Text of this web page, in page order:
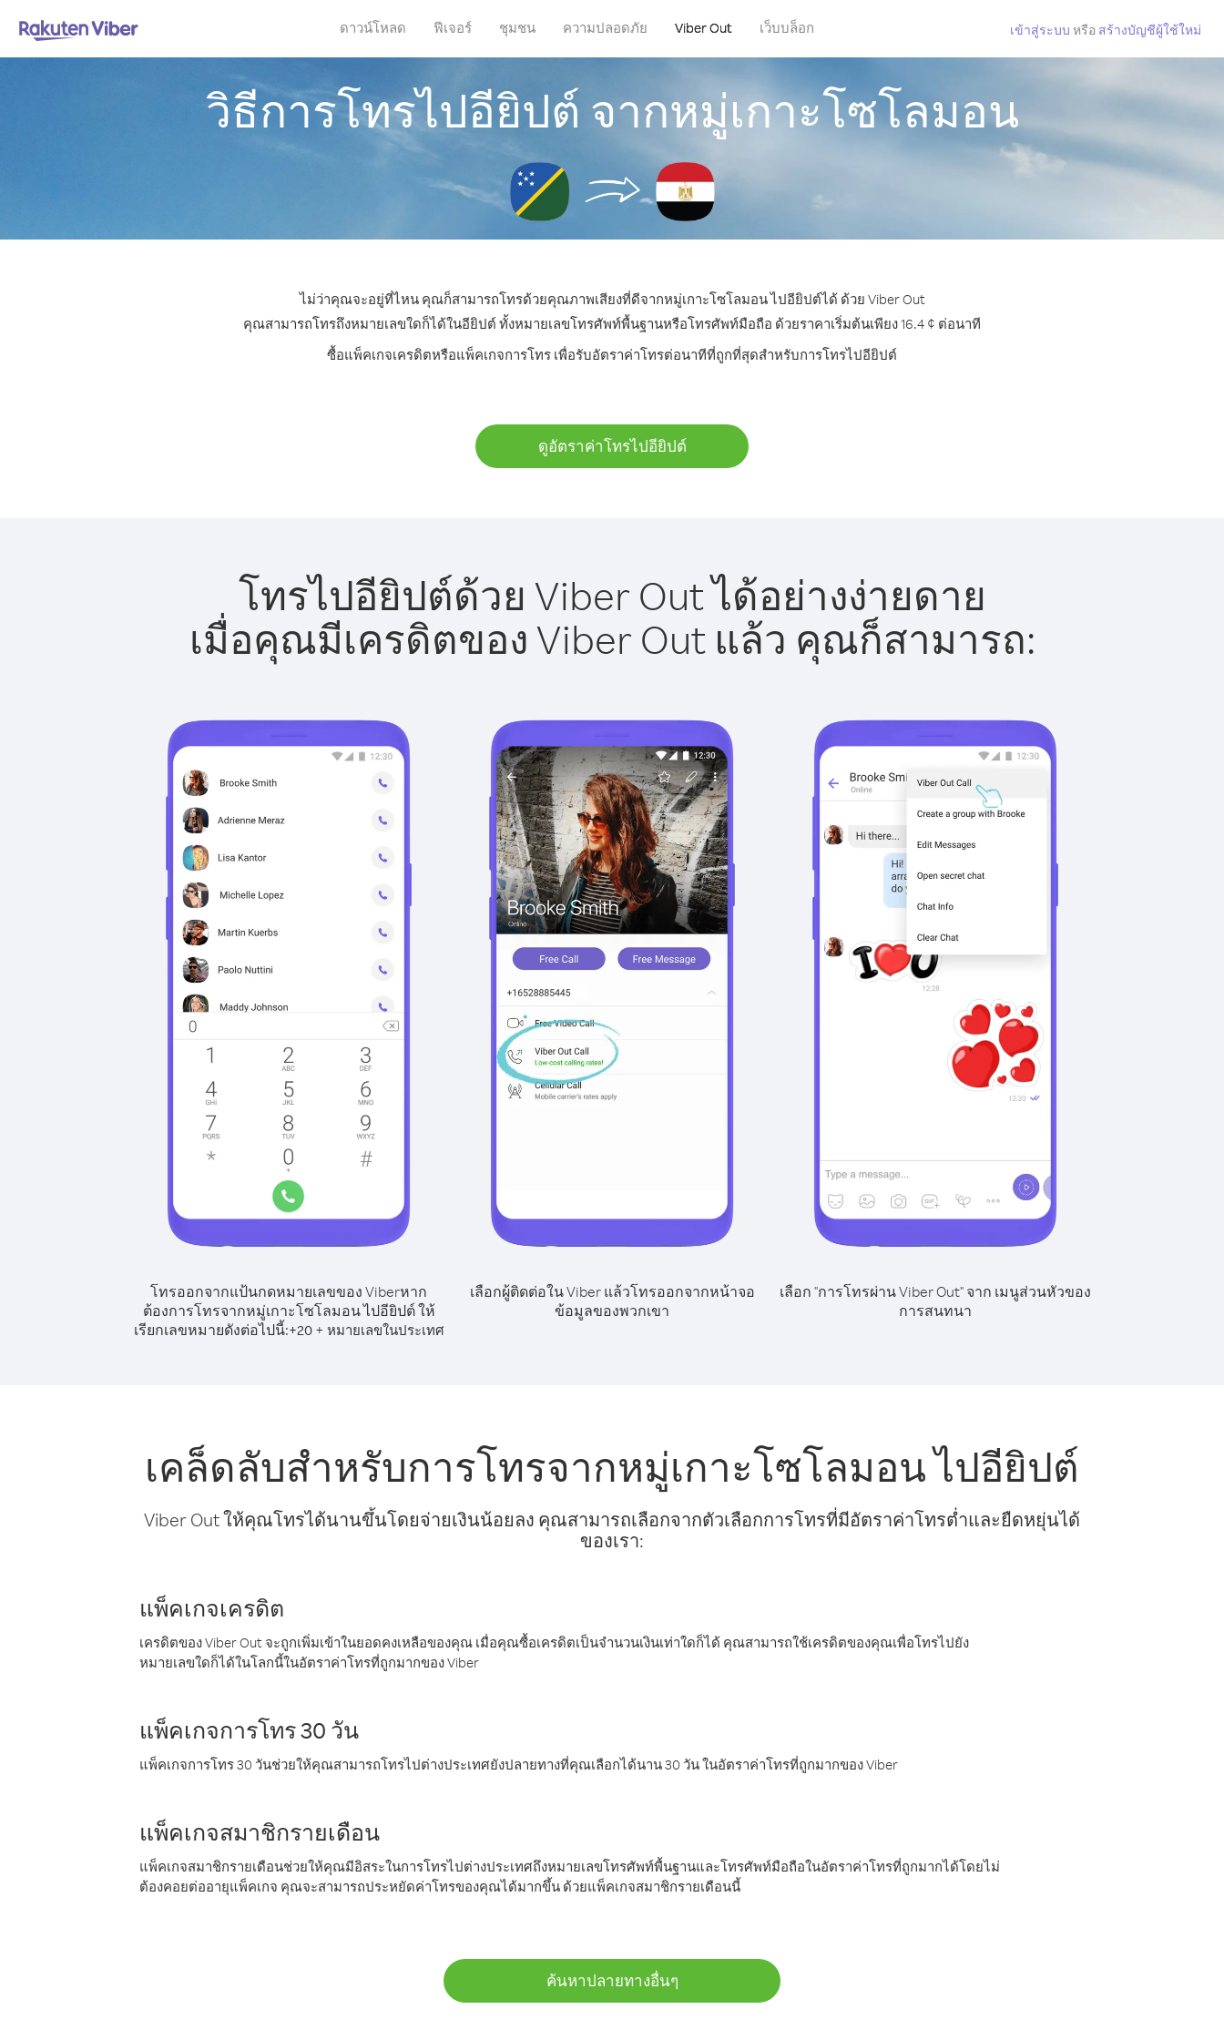
ดาวน์โหลด ฟีเจอร์ ชุมชน ความปลอดภัย Viber Out เว็บบล็อก เข้าสู่ระบบ หรือ สร้างบัญชีผู้ใช้ใหม่
วิธีการโทรไปอียิปต์ จากหมู่เกาะโซโลมอน
ไม่ว่าคุณจะอยู่ที่ไหน คุณก็สามารถโทรด้วยคุณภาพเสียงที่ดีจากหมู่เกาะโซโลมอน ไปอียิปต์ได้ ด้วย Viber Out
คุณสามารถโทรถึงหมายเลขใดก็ได้ในอียิปต์ ทั้งหมายเลขโทรศัพท์พื้นฐานหรือโทรศัพท์มือถือ ด้วยราคาเริ่มต้นเพียง 16.4 ¢ ต่อนาที
ซื้อแพ็คเกจเครดิตหรือแพ็คเกจการโทร เพื่อรับอัตราค่าโทรต่อนาทีที่ถูกที่สุดสำหรับการโทรไปอียิปต์
ดูอัตราค่าโทรไปอียิปต์
โทรไปอียิปต์ด้วย Viber Out ได้อย่างง่ายดาย
เมื่อคุณมีเครดิตของ Viber Out แล้ว คุณก็สามารถ:
โทรออกจากแป้นกดหมายเลขของ Viberหาก
ต้องการโทรจากหมู่เกาะโซโลมอน ไปอียิปต์ ให้
เรียกเลขหมายดังต่อไปนี้:+20+ หมายเลขในประเทศ
เลือกผู้ติดต่อใน Viber แล้วโทรออกจากหน้าจอ
ข้อมูลของพวกเขา
เลือก "การโทรผ่าน Viber Out" จาก เมนูส่วนหัวของ
การสนทนา
เคล็ดลับสำหรับการโทรจากหมู่เกาะโซโลมอน ไปอียิปต์
Viber Out ให้คุณโทรได้นานขึ้นโดยจ่ายเงินน้อยลง คุณสามารถเลือกจากตัวเลือกการโทรที่มีอัตราค่าโทรต่ำและยืดหยุ่นได้
ของเรา:
แพ็คเกจเครดิต
เครดิตของ Viber Out จะถูกเพิ่มเข้าในยอดคงเหลือของคุณ เมื่อคุณซื้อเครดิตเป็นจำนวนเงินเท่าใดก็ได้ คุณสามารถใช้เครดิตของคุณเพื่อโทรไปยัง
หมายเลขใดก็ได้ในโลกนี้ในอัตราค่าโทรที่ถูกมากของ Viber
แพ็คเกจการโทร 30 วัน
แพ็คเกจการโทร 30 วันช่วยให้คุณสามารถโทรไปต่างประเทศยังปลายทางที่คุณเลือกได้นาน 30 วัน ในอัตราค่าโทรที่ถูกมากของ Viber
แพ็คเกจสมาชิกรายเดือน
แพ็คเกจสมาชิกรายเดือนช่วยให้คุณมีอิสระในการโทรไปต่างประเทศถึงหมายเลขโทรศัพท์พื้นฐานและโทรศัพท์มือถือในอัตราค่าโทรที่ถูกมากได้โดยไม่
ต้องคอยต่ออายุแพ็คเกจ คุณจะสามารถประหยัดค่าโทรของคุณได้มากขึ้น ด้วยแพ็คเกจสมาชิกรายเดือนนี้
ค้นหาปลายทางอื่นๆ